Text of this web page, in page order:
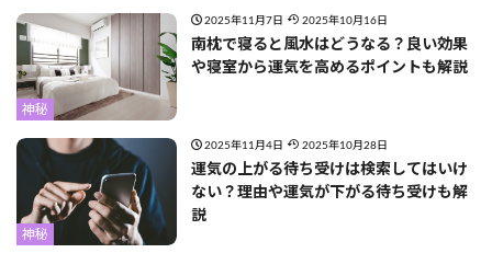
神秘
2025年11月7日 2025年10月16日
南枕で寝ると風水はどうなる？良い効果
や寝室から運気を高めるポイントも解説
神秘
2025年11月4日 2025年10月28日
運気の上がる待ち受けは検索してはいけ
ない？理由や運気が下がる待ち受けも解
説